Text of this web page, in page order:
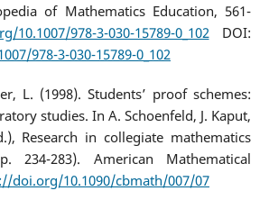
of Mathematics Education, 561-
10.1007/978-3-030-15789-0_102DOI:
978-3-030-15789-0_102
L. (1998). Students’ proof schemes:
studies. In A. Schoenfeld, J. Kaput,
Research in collegiate mathematics
234-283). American Mathematical
doi.org/10.1090/cbmath/007/07